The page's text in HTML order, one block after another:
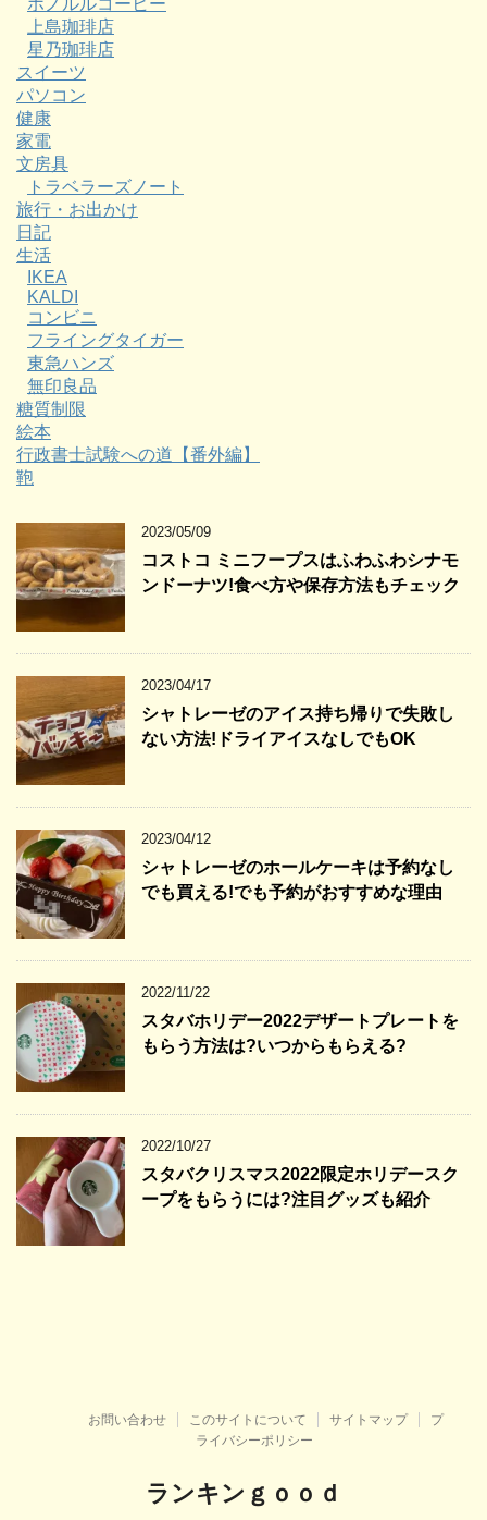
ホノルルコーヒー
上島珈琲店
星乃珈琲店
スイーツ
パソコン
健康
家電
文房具
トラベラーズノート
旅行・お出かけ
日記
生活
IKEA
KALDI
コンビニ
フライングタイガー
東急ハンズ
無印良品
糖質制限
絵本
行政書士試験への道【番外編】
鞄
2023/05/09
コストコ ミニフープスはふわふわシナモ
ンドーナツ!食べ方や保存方法もチェック
2023/04/17
シャトレーゼのアイス持ち帰りで失敗し
ない方法!ドライアイスなしでもOK
2023/04/12
シャトレーゼのホールケーキは予約なし
でも買える!でも予約がおすすめな理由
2022/11/22
スタバホリデー2022デザートプレートを
もらう方法は?いつからもらえる?
2022/10/27
スタバクリスマス2022限定ホリデースク
ープをもらうには?注目グッズも紹介
お問い合わせ このサイトについて サイトマップ
プ
ライバシーポリシー
ランキンｇｏｏｄ